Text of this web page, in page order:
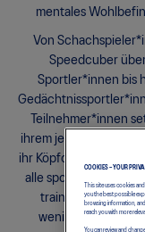
mentales
Von
Speedcuber
Sportler*innen bis
Teilnehmer*innen
ihrem jeweiligen
ihr Köpfchen. Sie
alle sportlich eher
trainierten
weniger als 30
COOKIES – YOUR
This site uses cookies
you the best possible
browsing information,
reach you with more
You can review and